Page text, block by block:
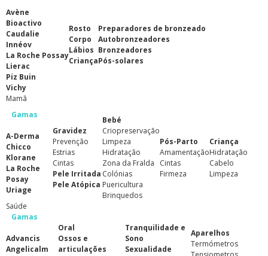
Avène
Bioactivo
Caudalie
Innéov
La Roche Possay
Lierac
Piz Buin
Vichy
Rosto
Corpo
Lábios
Criança
Preparadores de bronzeado
Autobronzeadores
Bronzeadores
Pós-solares
Mamã
Gamas
A-Derma
Chicco
Klorane
La Roche
Posay
Uriage
Gravidez
Prevenção
Estrias
Cintas
Pele Irritada
Pele Atópica
Bebé
Criopreservação
Limpeza
Hidratação
Zona da Fralda
Colónias
Puericultura
Brinquedos
Pós-Parto
Amamentação
Cintas
Firmeza
Criança
Hidratação
Cabelo
Limpeza
Saúde
Gamas
Advancis
Angelicalm
Oral
Ossos e
articulações
Tranquilidade e
Sono
Sexualidade
Aparelhos
Termómetros